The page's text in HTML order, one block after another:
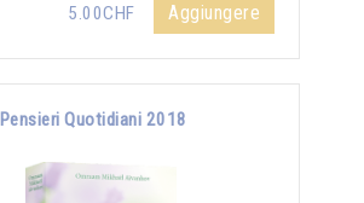
5.00CHF Aggiungere
Pensieri Quotidiani 2018